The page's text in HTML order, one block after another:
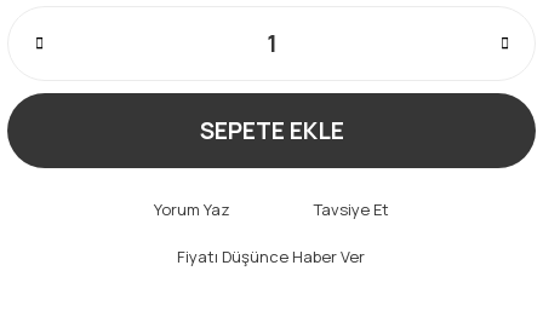
SEPETE EKLE
Yorum Yaz Tavsiye Et
Fiyatı Düşünce Haber Ver